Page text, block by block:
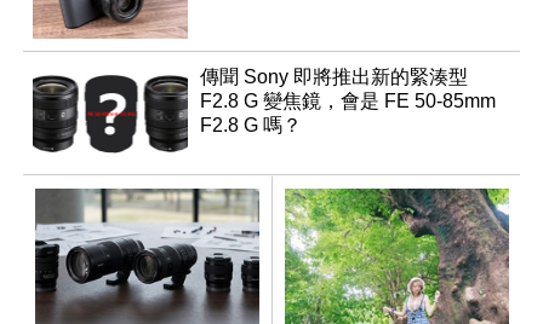
傳聞 Sony 即將推出新的緊湊型
F2.8 G 變焦鏡，會是 FE 50-85mm
F2.8 G 嗎？